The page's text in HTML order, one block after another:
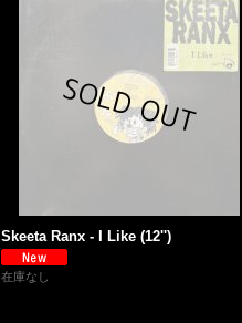
Skeeta Ranx - I Like (12'')
在庫なし